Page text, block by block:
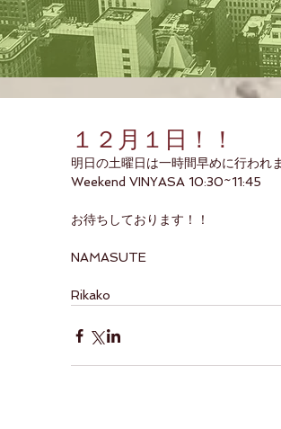
１２月１日！！
明日の土曜日は一時間早めに行われま
Weekend VINYASA 10:30~11:45
お待ちしております！！
NAMASUTE
Rikako